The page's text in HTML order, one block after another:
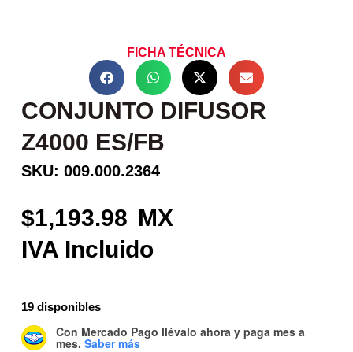
FICHA TÉCNICA
CONJUNTO DIFUSOR
Z4000 ES/FB
SKU: 009.000.2364
1,193.98
19 disponibles
Con Mercado Pago llévalo ahora y paga mes a
mes. Saber más